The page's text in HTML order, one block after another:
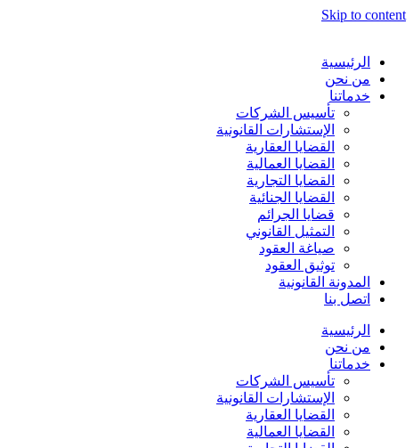
Skip to content
الرئيسية
من نحن
خدماتنا
تأسيس الشركات
الإستشارات القانونية
القضايا العقارية
القضايا العمالية
القضايا التجارية
القضايا الجنائية
قضايا الجرائم
التمثيل القانوني
صياغة العقود
توثيق العقود
المدونة القانونية
اتصل بنا
الرئيسية
من نحن
خدماتنا
تأسيس الشركات
الإستشارات القانونية
القضايا العقارية
القضايا العمالية